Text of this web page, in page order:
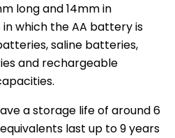
long and 14mm in
which the AA battery is
saline batteries,
and rechargeable
a storage life of around 6
last up to 9 years